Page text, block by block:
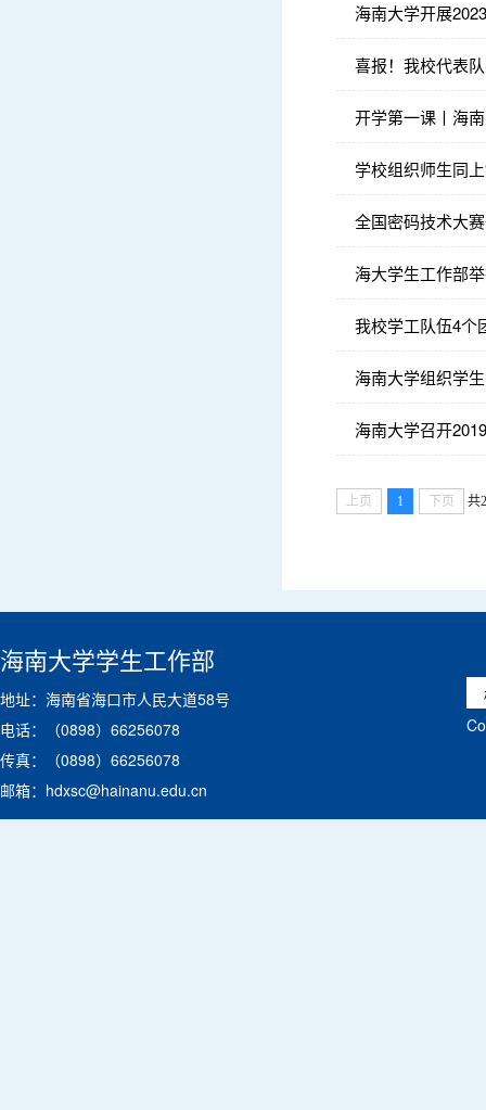
海南大学开展
喜报！我校代表
开学第一课丨海
学校组织师生同
全国密码技术大
海大学生工作部
我校学工队伍4个
海南大学组织学
海南大学召开
上页 1 下页 共
海南大学学生工作部
地址：海南省海口市人民大道58号
电话：（0898）66256078
传真：（0898）66256078
邮箱：hdxsc@hainanu.edu.cn